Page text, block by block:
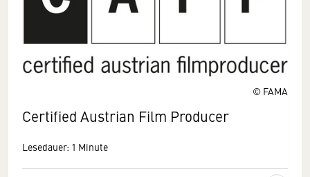
© FAMA
Certified Austrian Film Producer
Lesedauer: 1 Minute